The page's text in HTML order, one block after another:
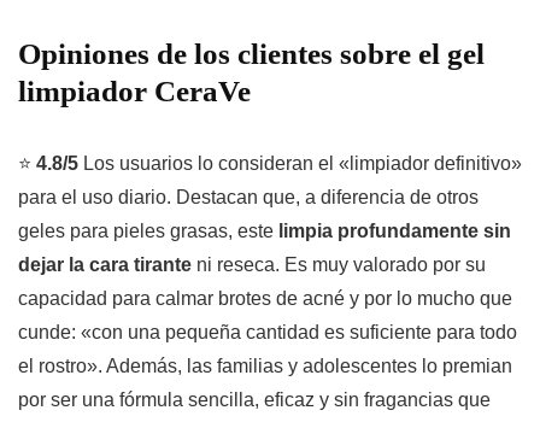
Opiniones de los clientes sobre el gel
limpiador CeraVe
⭐ 4.8/5 Los usuarios lo consideran el «limpiador definitivo»
para el uso diario. Destacan que, a diferencia de otros
geles para pieles grasas, este limpia profundamente sin
dejar la cara tirante ni reseca. Es muy valorado por su
capacidad para calmar brotes de acné y por lo mucho que
cunde: «con una pequeña cantidad es suficiente para todo
el rostro». Además, las familias y adolescentes lo premian
por ser una fórmula sencilla, eficaz y sin fragancias que